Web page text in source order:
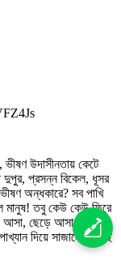
উদাসীনতায় কেটে
দুপুর, প্রসন্ন বিকেল, ধূসর
অন্ধকারে? সব পাখি
মানুষ! তবু কেউ কেউ ফিরে
আসা, ছেড়ে আসা, রেখে
দিয়ে সাজানাে হয়েছে